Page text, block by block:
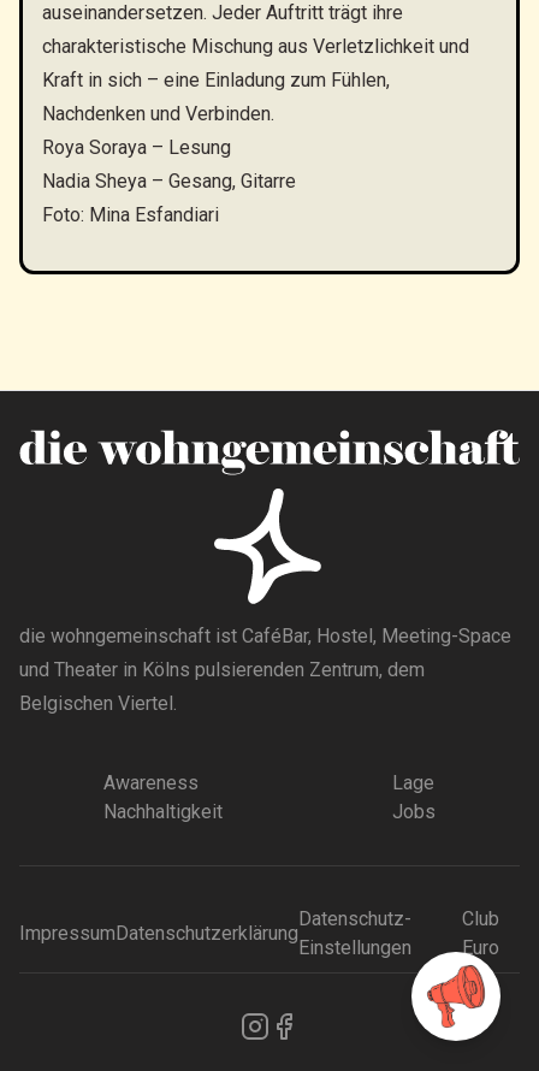
auseinandersetzen. Jeder Auftritt trägt ihre
charakteristische Mischung aus Verletzlichkeit und
Kraft in sich – eine Einladung zum Fühlen,
Nachdenken und Verbinden.
Roya Soraya – Lesung
Nadia Sheya – Gesang, Gitarre
Foto: Mina Esfandiari
die wohngemeinschaft ist CaféBar, Hostel, Meeting-Space
und Theater in Kölns pulsierenden Zentrum, dem
Belgischen Viertel.
Awareness
Nachhaltigkeit
Lage
Jobs
ImpressumDatenschutzerklärung
Datenschutz-
Einstellungen
Club
Euro